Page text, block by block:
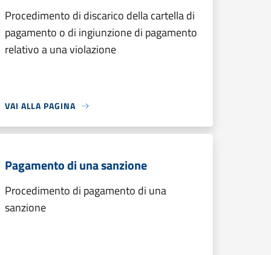
Procedimento di discarico della cartella di
pagamento o di ingiunzione di pagamento
relativo a una violazione
VAI ALLA PAGINA
Pagamento di una sanzione
Procedimento di pagamento di una
sanzione